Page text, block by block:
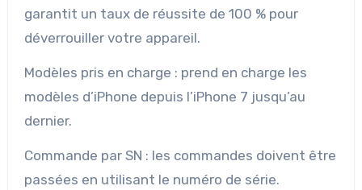
garantit un taux de réussite de 100 % pour
déverrouiller votre appareil.
Modèles pris en charge : prend en charge les
modèles d’iPhone depuis l’iPhone 7 jusqu’au
dernier.
Commande par SN : les commandes doivent être
passées en utilisant le numéro de série.